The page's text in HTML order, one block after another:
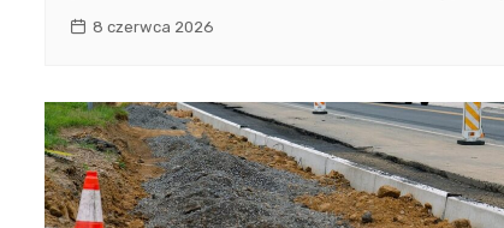
8 czerwca 2026